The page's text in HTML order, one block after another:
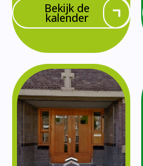
Bekijk de
kalender